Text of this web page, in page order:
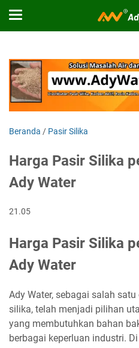
Beranda / Pasir Silika
Harga Pasir Silika
Ady Water
21.05
Harga Pasir Silika
Ady Water
Ady Water, sebagai salah
silika, telah menjadi pilihan
yang membutuhkan bahan
berbagai keperluan industri.